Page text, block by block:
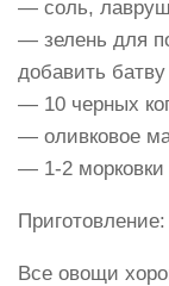
— соль,
— зелень для
добавить
— 10 черных
— оливковое
— 1-2
Приготовление:
Все овощи